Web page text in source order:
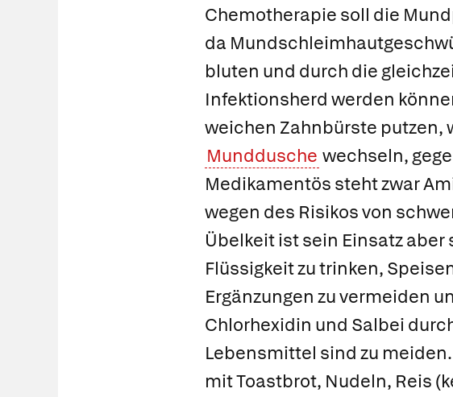
Chemotherapie soll die
da
bluten und durch die
Infektionsherd werden
weichen Zahnbürste putzen,
Munddusche wechseln,
Medikamentös steht zwar
wegen des Risikos von
Übelkeit ist sein Einsatz
Flüssigkeit zu trinken,
Ergänzungen zu vermeiden
Chlorhexidin und Salbei
Lebensmittel sind zu
mit Toastbrot, Nudeln, Reis